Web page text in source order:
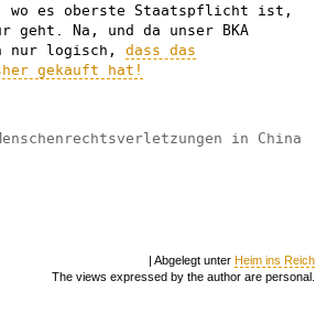
wo es oberste Staatspflicht ist,
Na, und da unser BKA
nur logisch, dass das
gekauft hat!
in China
| Abgelegt unter Heim ins Reich
The views expressed by the author are personal.